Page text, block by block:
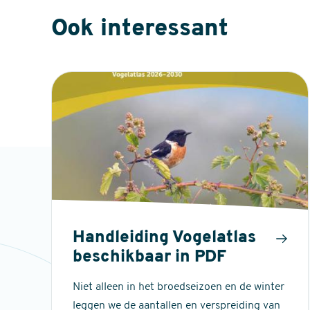
Ook interessant
Handleiding Vogelatlas
beschikbaar in PDF
Niet alleen in het broedseizoen en de winter
leggen we de aantallen en verspreiding van